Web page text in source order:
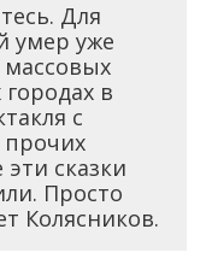
Для
умер уже
в
с
сказки
Просто
Колясников.